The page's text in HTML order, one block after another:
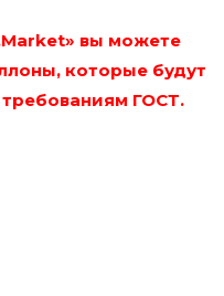
вы можете
которые будут
ГОСТ.